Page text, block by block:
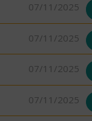
07/11/2025
07/11/2025
07/11/2025
07/11/2025